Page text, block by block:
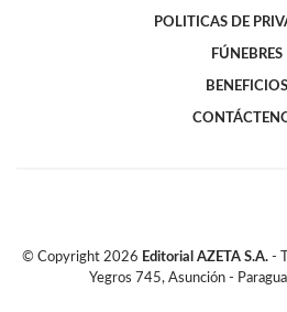
POLITICAS DE
FÚNEBRES
BENEFICIOS
© Copyright 2026 Editorial AZETA S.A. -
Yegros 745, Asunción -